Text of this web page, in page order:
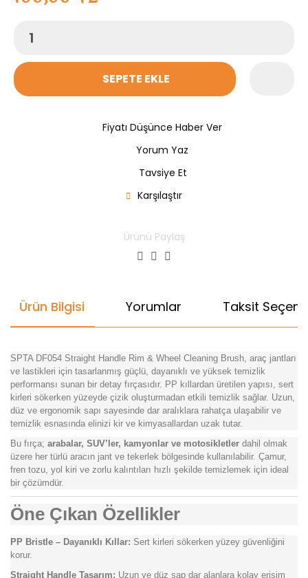
SEPETE EKLE
Fiyatı Düşünce Haber Ver
Yorum Yaz
Tavsiye Et
Karşılaştır
Ürünü Paylaş
Ürün Bilgisi Yorumlar Taksit
SPTA DF054 Straight Handle Rim & Wheel Cleaning Brush, araç jantları
ve lastikleri için tasarlanmış güçlü, dayanıklı ve yüksek temizlik
performansı sunan bir detay fırçasıdır. PP kıllardan üretilen yapısı, sert
kirleri sökerken yüzeyde çizik oluşturmadan etkili temizlik sağlar. Uzun,
düz ve ergonomik sapı sayesinde dar aralıklara rahatça ulaşabilir ve
temizlik esnasında elinizi kir ve kimyasallardan uzak tutar.
Bu fırça; arabalar, SUV’ler, kamyonlar ve motosikletler dahil olmak
üzere her türlü aracın jant ve tekerlek bölgesinde kullanılabilir. Çamur,
fren tozu, yol kiri ve zorlu kalıntıları hızlı şekilde temizlemek için ideal
bir çözümdür.
Öne Çıkan Özellikler
PP Bristle – Dayanıklı Kıllar: Sert kirleri sökerken yüzey güvenliğini
korur.
Straight Handle Tasarım: Uzun ve düz sap dar alanlara kolay erişim